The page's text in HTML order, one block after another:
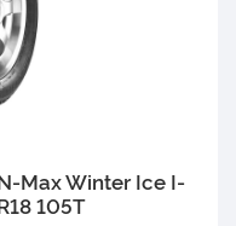
Max Winter Ice I-
105T